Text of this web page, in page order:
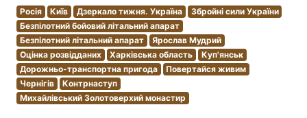
Росія Київ Дзеркало тижня. Україна
Збройні сили України
Безпілотний бойовий літальний апарат
Безпілотний літальний апарат
Ярослав Мудрий
Оцінка розвідданих
Харківська область
Куп'янськ
Дорожньо-транспортна пригода
Повертайся живим
Чернігів
Контрнаступ
Михайлівський Золотоверхий монастир